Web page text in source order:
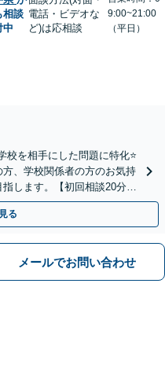
相談
中
電話・ビデオな
ど)は応相談
9:00~21:00
（平日）
校を相手にした問題に特化⭐️
、学校関係者の方のお気持
します。【初回相談20分無
る
メールでお問い合わせ